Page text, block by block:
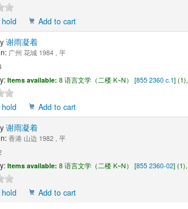
hold
Add to cart
谢雨凝着
广州 花城 1984 , 平
Items available: 8 语言文学（二楼 K~N） [855 2360 c.1] (1),
hold
Add to cart
谢雨凝着
香港 山边 1982 , 平
Items available: 8 语言文学（二楼 K~N） [855 2360-02] (1),
hold Add to cart